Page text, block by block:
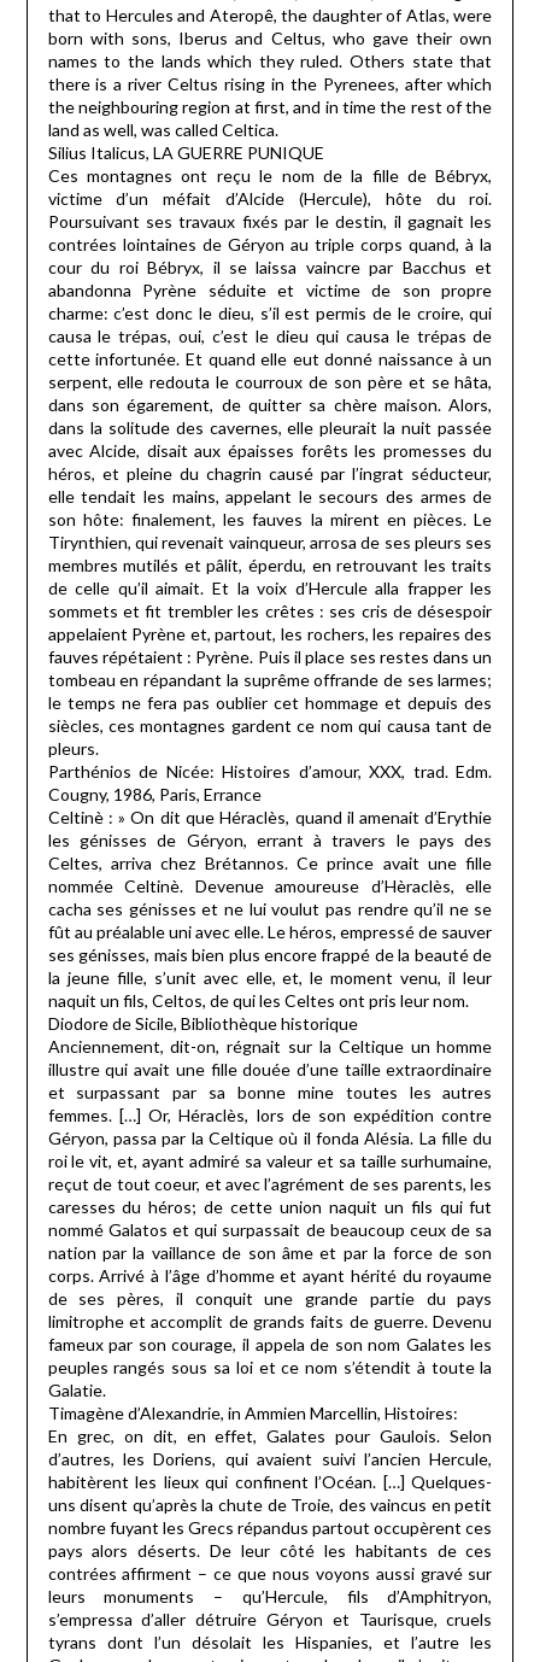
that to Hercules and Ateropê, the daughter of Atlas, were
born with sons, Iberus and Celtus, who gave their own
names to the lands which they ruled. Others state that
there is a river Celtus rising in the Pyrenees, after which
the neighbouring region at first, and in time the rest of the
land as well, was called Celtica.
Silius Italicus, LA GUERRE PUNIQUE
Ces montagnes ont reçu le nom de la fille de Bébryx,
victime d’un méfait d’Alcide (Hercule), hôte du roi.
Poursuivant ses travaux fixés par le destin, il gagnait les
contrées lointaines de Géryon au triple corps quand, à la
cour du roi Bébryx, il se laissa vaincre par Bacchus et
abandonna Pyrène séduite et victime de son propre
charme: c’est donc le dieu, s’il est permis de le croire, qui
causa le trépas, oui, c’est le dieu qui causa le trépas de
cette infortunée. Et quand elle eut donné naissance à un
serpent, elle redouta le courroux de son père et se hâta,
dans son égarement, de quitter sa chère maison. Alors,
dans la solitude des cavernes, elle pleurait la nuit passée
avec Alcide, disait aux épaisses forêts les promesses du
héros, et pleine du chagrin causé par l’ingrat séducteur,
elle tendait les mains, appelant le secours des armes de
son hôte: finalement, les fauves la mirent en pièces. Le
Tirynthien, qui revenait vainqueur, arrosa de ses pleurs ses
membres mutilés et pâlit, éperdu, en retrouvant les traits
de celle qu’il aimait. Et la voix d’Hercule alla frapper les
sommets et fit trembler les crêtes : ses cris de désespoir
appelaient Pyrène et, partout, les rochers, les repaires des
fauves répétaient : Pyrène. Puis il place ses restes dans un
tombeau en répandant la suprême offrande de ses larmes;
le temps ne fera pas oublier cet hommage et depuis des
siècles, ces montagnes gardent ce nom qui causa tant de
pleurs.
Parthénios de Nicée: Histoires d’amour, XXX, trad. Edm.
Cougny, 1986, Paris, Errance
Celtinè : » On dit que Héraclès, quand il amenait d’Erythie
les génisses de Géryon, errant à travers le pays des
Celtes, arriva chez Brétannos. Ce prince avait une fille
nommée Celtinè. Devenue amoureuse d’Hèraclès, elle
cacha ses génisses et ne lui voulut pas rendre qu’il ne se
fût au préalable uni avec elle. Le héros, empressé de sauver
ses génisses, mais bien plus encore frappé de la beauté de
la jeune fille, s’unit avec elle, et, le moment venu, il leur
naquit un fils, Celtos, de qui les Celtes ont pris leur nom.
Diodore de Sicile, Bibliothèque historique
Anciennement, dit-on, régnait sur la Celtique un homme
illustre qui avait une fille douée d’une taille extraordinaire
et surpassant par sa bonne mine toutes les autres
femmes. […] Or, Héraclès, lors de son expédition contre
Géryon, passa par la Celtique où il fonda Alésia. La fille du
roi le vit, et, ayant admiré sa valeur et sa taille surhumaine,
reçut de tout coeur, et avec l’agrément de ses parents, les
caresses du héros; de cette union naquit un fils qui fut
nommé Galatos et qui surpassait de beaucoup ceux de sa
nation par la vaillance de son âme et par la force de son
corps. Arrivé à l’âge d’homme et ayant hérité du royaume
de ses pères, il conquit une grande partie du pays
limitrophe et accomplit de grands faits de guerre. Devenu
fameux par son courage, il appela de son nom Galates les
peuples rangés sous sa loi et ce nom s’étendit à toute la
Galatie.
Timagène d’Alexandrie, in Ammien Marcellin, Histoires:
En grec, on dit, en effet, Galates pour Gaulois. Selon
d’autres, les Doriens, qui avaient suivi l’ancien Hercule,
habitèrent les lieux qui confinent l’Océan. […] Quelques-
uns disent qu’après la chute de Troie, des vaincus en petit
nombre fuyant les Grecs répandus partout occupèrent ces
pays alors déserts. De leur côté les habitants de ces
contrées affirment – ce que nous voyons aussi gravé sur
leurs monuments – qu’Hercule, fils d’Amphitryon,
s’empressa d’aller détruire Géryon et Taurisque, cruels
tyrans dont l’un désolait les Hispanies, et l’autre les